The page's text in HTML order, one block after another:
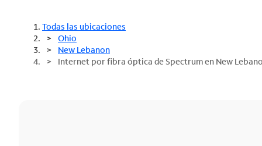
Todas las ubicaciones
Ohio
New Lebanon
Internet por fibra óptica de Spectrum en New